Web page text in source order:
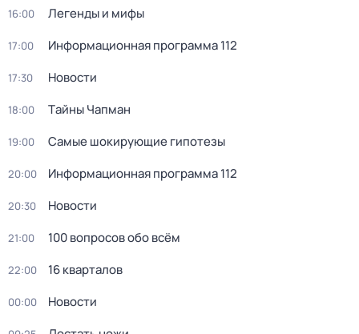
16:00 Легенды и мифы
17:00 Информационная программа 112
17:30 Новости
18:00 Тaйны Чапман
19:00 Самые шoкиpующие гипотезы
20:00 Информационная программа 112
20:30 Новости
21:00 100 вопросов обо всём
22:00 16 кварталов
00:00 Новости